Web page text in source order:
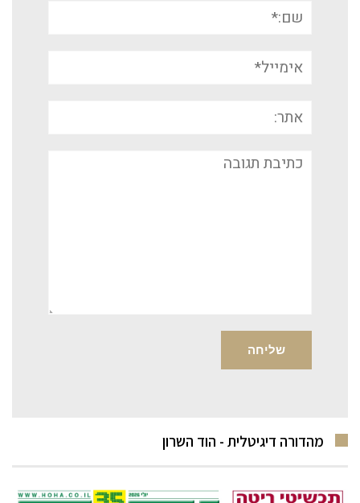
אימייל*
תגובה
מהדורה דיגיטלית - הוד השרון